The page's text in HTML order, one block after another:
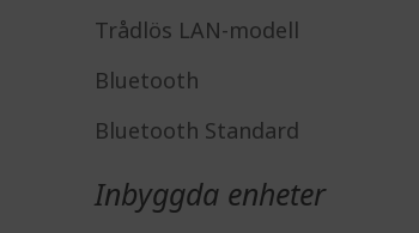
Trådlös LAN-modell
Bluetooth
Bluetooth Standard
Inbyggda enheter